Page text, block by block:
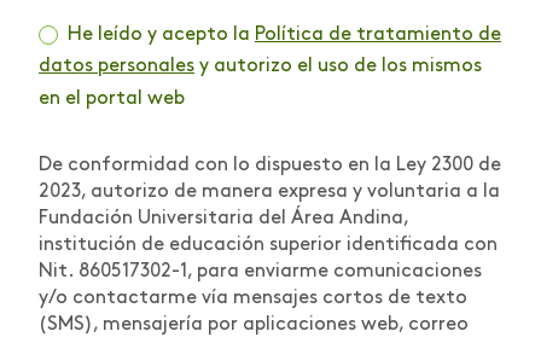
He leído y acepto la Política de tratamiento de
datos personales y autorizo el uso de los mismos
en el portal web
De conformidad con lo dispuesto en la Ley 2300 de
2023, autorizo de manera expresa y voluntaria a la
Fundación Universitaria del Área Andina,
institución de educación superior identificada con
Nit. 860517302-1, para enviarme comunicaciones
y/o contactarme vía mensajes cortos de texto
(SMS), mensajería por aplicaciones web, correo